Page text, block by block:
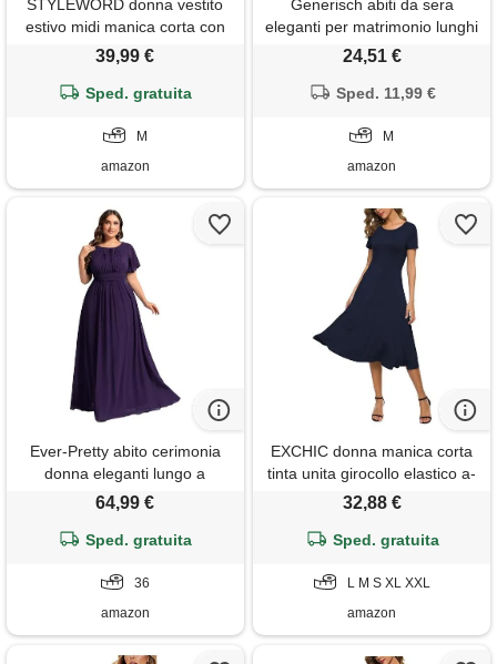
STYLEWORD donna vestito
estivo midi manica corta con
volant vestito floreale swing
maxi abiti lunghi con tasche
39,99 €
Sped. gratuita
M
amazon
Generisch abiti da sera
eleganti per matrimonio lunghi
blu - abito da ballo blu abiti da
cocktail abito premaman in
pizzo per il vestito da
abito elegante con maniche
24,51 €
Sped. 11,99 €
M
amazon
Ever-Pretty abito cerimonia
donna eleganti lungo a
maniche corta abito damigella
donna elegante viola scuro 36
64,99 €
Sped. gratuita
36
amazon
EXCHIC donna manica corta
tinta unita girocollo elastico a-
line vestito casuale eleganti
navy)
32,88 €
Sped. gratuita
L M S XL XXL
amazon